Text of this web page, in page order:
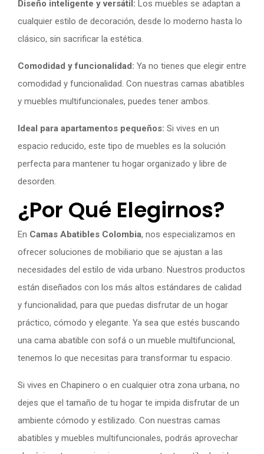
Diseño inteligente y versátil: Los muebles se adaptan a
cualquier estilo de decoración, desde lo moderno hasta lo
clásico, sin sacrificar la estética.
Comodidad y funcionalidad: Ya no tienes que elegir entre
comodidad y funcionalidad. Con nuestras camas abatibles
y muebles multifuncionales, puedes tener ambos.
Ideal para apartamentos pequeños: Si vives en un
espacio reducido, este tipo de muebles es la solución
perfecta para mantener tu hogar organizado y libre de
desorden.
¿Por Qué Elegirnos?
En Camas Abatibles Colombia, nos especializamos en
ofrecer soluciones de mobiliario que se ajustan a las
necesidades del estilo de vida urbano. Nuestros productos
están diseñados con los más altos estándares de calidad
y funcionalidad, para que puedas disfrutar de un hogar
práctico, cómodo y elegante. Ya sea que estés buscando
una cama abatible con sofá o un mueble multifuncional,
tenemos lo que necesitas para transformar tu espacio.
Si vives en Chapinero o en cualquier otra zona urbana, no
dejes que el tamaño de tu hogar te impida disfrutar de un
ambiente cómodo y estilizado. Con nuestras camas
abatibles y muebles multifuncionales, podrás aprovechar